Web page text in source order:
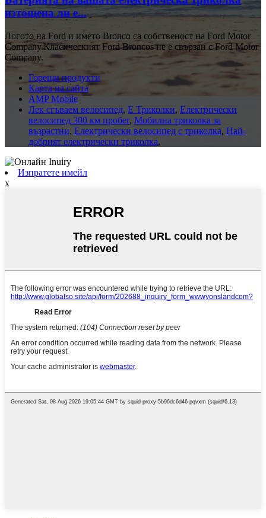
изтощена ли е...
Логото на Ford и името Bronco са собственост на Ford Motor
Company.Класическият Ford Broncos не е свързан с Ford Motor
Company.
Горещи продукти
Карта на сайта
AMP Mobile
Лек сгъваем велосипед, E Триколки, Електрически
велосипед 300 км пробег, Мобилна триколка за
възрастни, Електрически велосипед с триколка, Най-
добрият електрически триколка,
Изпратете имейл
x